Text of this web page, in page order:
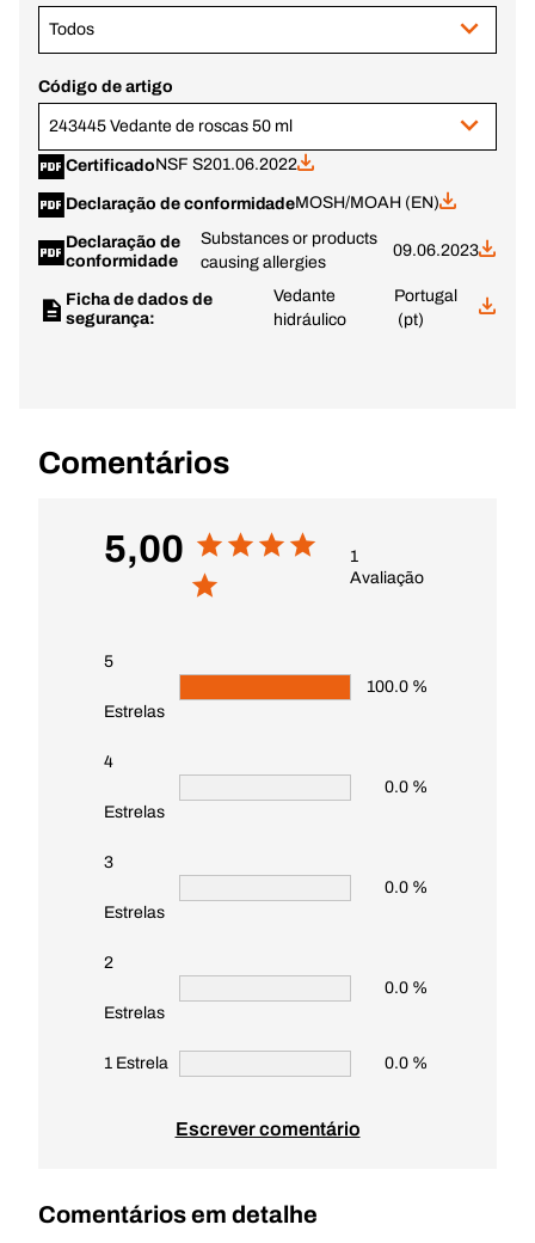
Todos
Código de artigo
243445 Vedante de roscas 50 ml
CertificadoNSF S201.06.2022
Declaração de conformidadeMOSH/MOAH (EN)
Declaração de
conformidade
Substances or products
causing allergies
09.06.2023
Ficha de dados de
segurança:
Vedante
hidráulico
Portugal
(pt)
Comentários
5,00
1
Avaliação
5
Estrelas
100.0 %
4
Estrelas
0.0 %
3
Estrelas
0.0 %
2
Estrelas
0.0 %
1 Estrela 0.0 %
Escrever comentário
Comentários em detalhe